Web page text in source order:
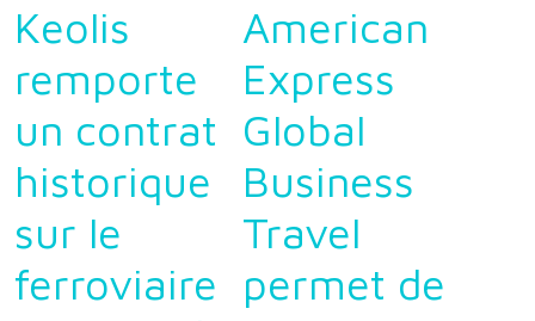
Keolis
remporte
un contrat
historique
sur le
ferroviaire
American
Express
Global
Business
Travel
permet de